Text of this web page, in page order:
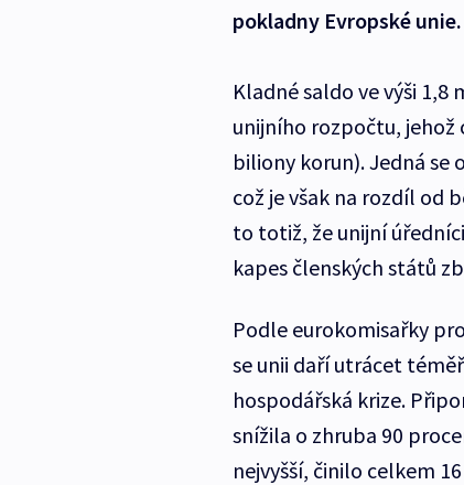
pokladny Evropské unie.
Kladné saldo ve výši
unijního rozpočtu, jehož
biliony korun). Jedná se
což je však na rozdíl od
to totiž, že unijní
kapes členských států
Podle eurokomisařky
se unii daří utrácet
hospodářská krize.
snížila o zhruba 90
nejvyšší, činilo celkem